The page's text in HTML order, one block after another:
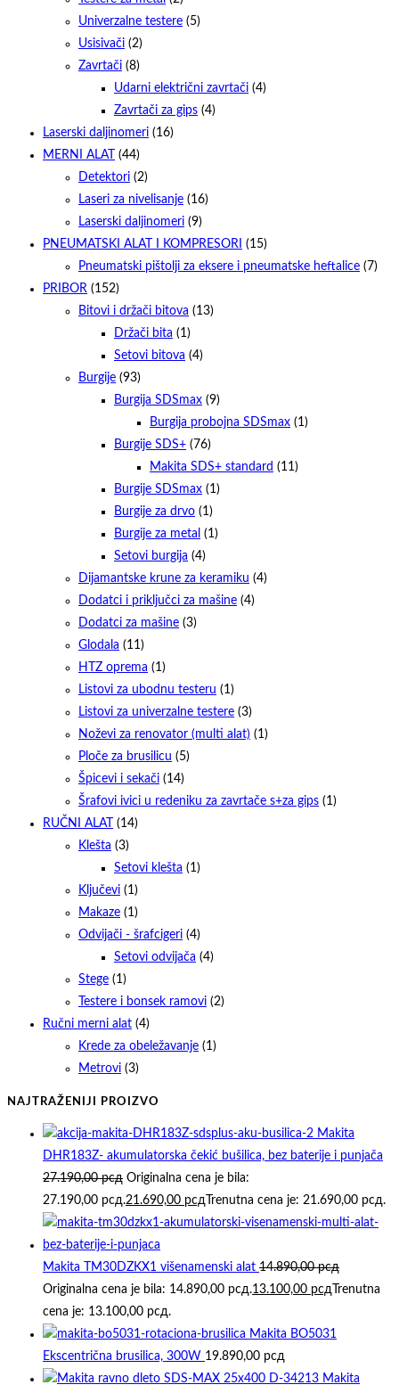
Univerzalne testere (5)
Usisivači (2)
Zavrtači (8)
Udarni električni zavrtači (4)
Zavrtači za gips (4)
Laserski daljinomeri (16)
MERNI ALAT
(44)
Detektori (2)
Laseri za nivelisanje (16)
Laserski daljinomeri (9)
PNEUMATSKI ALAT I KOMPRESORI (15)
Pneumatski pištolji za eksere i pneumatske heftalice (7)
PRIBOR (152)
Bitovi i držači bitova (13)
Držači bita (1)
Setovi bitova (4)
Burgije (93)
Burgija SDSmax (9)
Burgija probojna SDSmax (1)
Burgije SDS+ (76)
Makita SDS+ standard (11)
Burgije SDSmax (1)
Burgije za drvo (1)
Burgije za metal (1)
Setovi burgija (4)
Dijamantske krune za keramiku (4)
Dodatci i priključci za mašine (4)
Dodatci za mašine (3)
Glodala (11)
HTZ oprema (1)
Listovi za ubodnu testeru (1)
Listovi za univerzalne testere (3)
Noževi za renovator (multi alat) (1)
Ploče za brusilicu (5)
Špicevi i sekači (14)
Šrafovi ivici u redeniku za zavrtače s+za gips (1)
RUČNI ALAT
(14)
Klešta (3)
Setovi klešta (1)
Ključevi (1)
Makaze (1)
Odvijači - šrafcigeri (4)
Setovi odvijača (4)
Stege (1)
Testere i bonsek ramovi (2)
Ručni merni alat (4)
Krede za obeležavanje (1)
Metrovi (3)
NAJTRAŽENIJI PROIZVO
Makita
DHR183Z- akumulatorska čekić bušilica, bez baterije i punjača
27.190,00рсд Originalna cena je bila:
27.190,00 рсд.21.690,00 рсд Trenutna cena je: 21.690,00 рсд.
Makita TM30DZKX1 višenamenski alat 14.890,00рсд
Originalna cena je bila: 14.890,00 рсд.13.100,00 рсд Trenutna
cena je: 13.100,00 рсд.
Makita BO5031
Ekscentrična brusilica, 300W 19.890,00 рсд
Makita